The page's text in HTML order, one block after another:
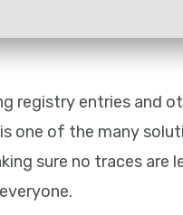
registry entries and
one of the many
sure no traces are